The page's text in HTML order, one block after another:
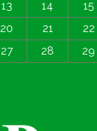
13 14 15
20 21 22
27 28 29